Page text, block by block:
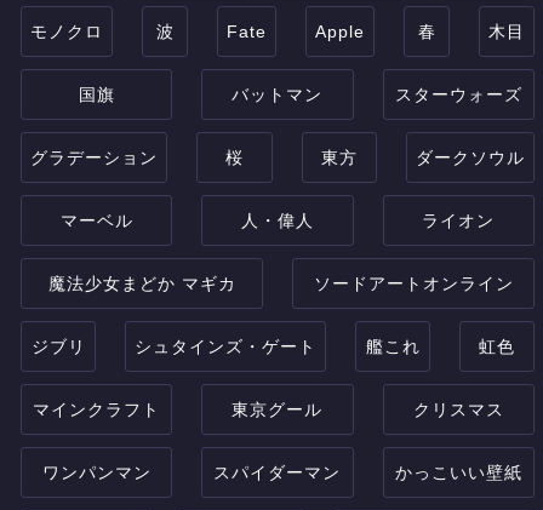
モノクロ 波 Fate Apple 春 木目
国旗 バットマン スターウォーズ
グラデーション 桜 東方 ダークソウル
マーベル 人・偉人 ライオン
魔法少女まどか マギカ ソードアートオンライン
ジブリ シュタインズ・ゲート 艦これ 虹色
マインクラフト 東京グール クリスマス
ワンパンマン スパイダーマン かっこいい壁紙